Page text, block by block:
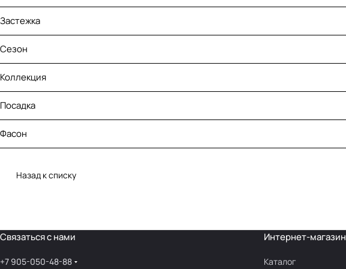
Застежка
Сезон
Коллекция
Посадка
Фасон
Назад к списку
Связаться с нами
+7 905-050-48-88
Интернет-магазин
Каталог